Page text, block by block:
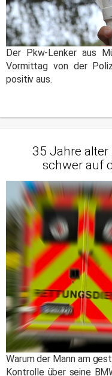
Der Pkw-Lenker aus
Vormittag von der
positiv aus.
35 Jahre
schwer auf
Warum der Mann am
Kontrolle über seine